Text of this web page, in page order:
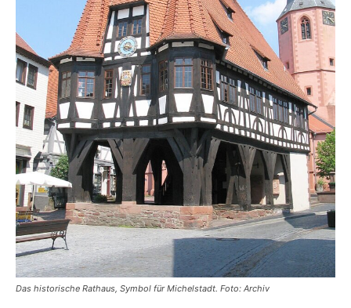
Das historische Rathaus, Symbol für Michelstadt. Foto: Archiv